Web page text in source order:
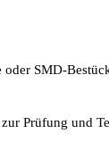
SMD-
Prüfung und